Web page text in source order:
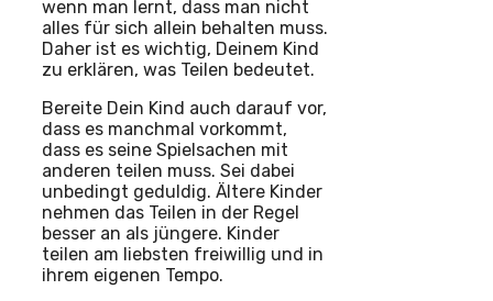
wenn man lernt, dass man nicht
alles für sich allein behalten muss.
Daher ist es wichtig, Deinem Kind
zu erklären, was Teilen bedeutet.
Bereite Dein Kind auch darauf vor,
dass es manchmal vorkommt,
dass es seine Spielsachen mit
anderen teilen muss. Sei dabei
unbedingt geduldig. Ältere Kinder
nehmen das Teilen in der Regel
besser an als jüngere. Kinder
teilen am liebsten freiwillig und in
ihrem eigenen Tempo.